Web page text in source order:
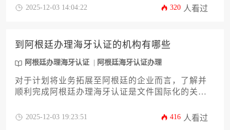
细说明常规情况下15-30个工作日的办理周期构成，
2025-12-03 14:04:22 320 人看过
到阿根廷办理海牙认证的机构有哪些
阿根廷办理海牙认证 阿根廷海牙认证办理
对于计划将业务拓展至阿根廷的企业而言，了解并
顺利完成阿根廷办理海牙认证是文件国际化的关键
权威机构，详细解析其服务范围、办理流程、所需
2025-12-03 19:23:51 416 人看过